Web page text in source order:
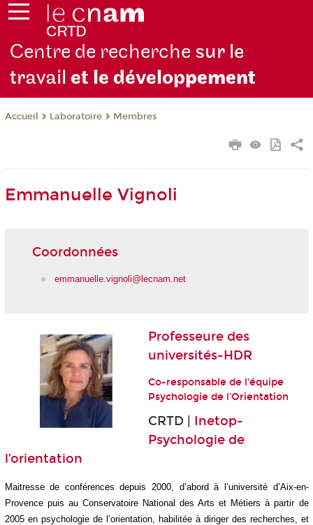
Centre de recherche sur le
travailet le développement
Accueil Laboratoire Membres
Emmanuelle Vignoli
Coordonnées
emmanuelle.vignoli@lecnam.net
Professeure des
universités-HDR
Co-responsable de l'équipe
Psychologie de l'Orientation
CRTD | Inetop-
Psychologie de
l’orientation
Maitresse de conférences depuis 2000, d’abord à l’université d’Aix-en-
Provence puis au Conservatoire National des Arts et Métiers à partir de
2005 en psychologie de l’orientation, habilitée à diriger des recherches, et